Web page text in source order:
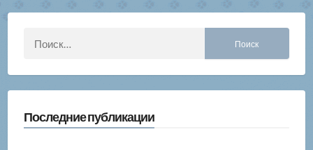
Последние публикации